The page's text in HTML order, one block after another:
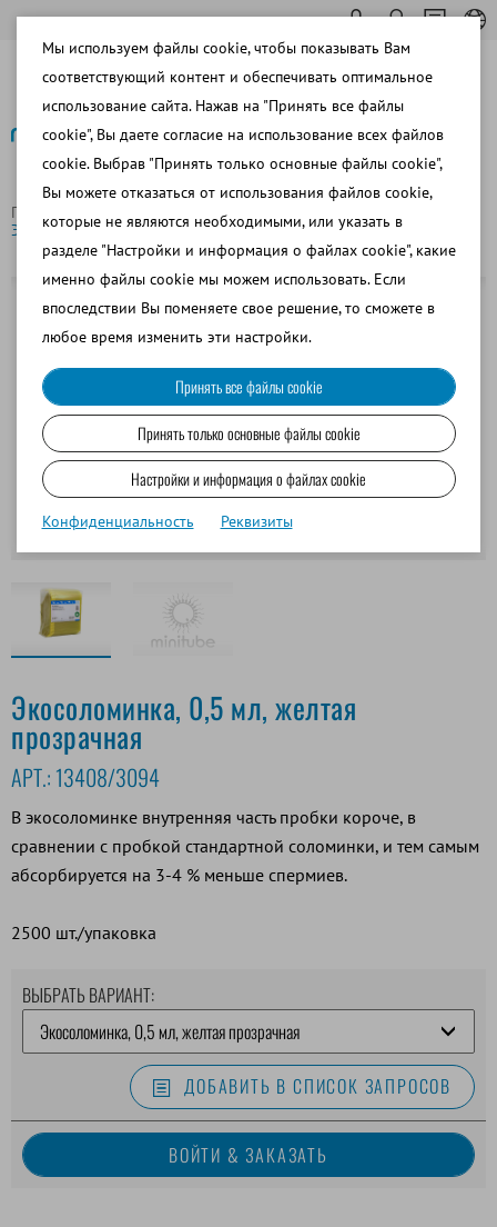
Главная страница
Обработка соломинок
Экосоломинка, 0,5 мл, желтая прозрачная
Назад
Экосоломинка, 0,5 мл, желтая
прозрачная
АРТ.: 13408/3094
В экосоломинке внутренняя часть пробки короче, в
сравнении с пробкой стандартной соломинки, и тем самым
абсорбируется на 3-4 % меньше спермиев.
2500 шт./упаковка
ВЫБРАТЬ ВАРИАНТ:
ДОБАВИТЬ В СПИСОК ЗАПРОСОВ
Мы используем файлы cookie, чтобы показывать Вам
соответствующий контент и обеспечивать оптимальное
использование сайта. Нажав на "Принять все файлы
cookie", Вы даете согласие на использование всех файлов
cookie. Выбрав "Принять только основные файлы cookie",
Вы можете отказаться от использования файлов cookie,
которые не являются необходимыми, или указать в
разделе "Настройки и информация о файлах cookie", какие
именно файлы cookie мы можем использовать. Если
впоследствии Вы поменяете свое решение, то сможете в
любое время изменить эти настройки.
Принять все файлы cookie
Принять только основные файлы cookie
Настройки и информация о файлах cookie
Конфиденциальность Реквизиты